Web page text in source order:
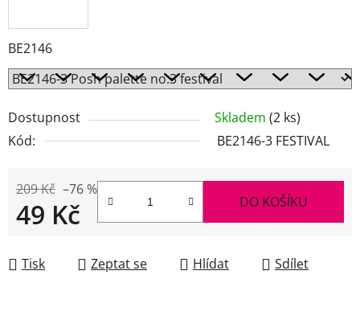
BE2146
Dostupnost Skladem (2 ks)
Kód:
BE2146-3 FESTIVAL
209 Kč –76 %
49 Kč DO KOŠÍKU
Tisk Zeptat se Hlídat Sdílet